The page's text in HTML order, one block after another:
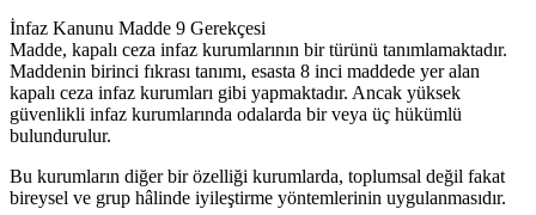
İnfaz Kanunu Madde 9 Gerekçesi
Madde, kapalı ceza infaz kurumlarının bir türünü tanımlamaktadır.
Maddenin birinci fıkrası tanımı, esasta 8 inci maddede yer alan
kapalı ceza infaz kurumları gibi yapmaktadır. Ancak yüksek
güvenlikli infaz kurumlarında odalarda bir veya üç hükümlü
bulundurulur.
Bu kurumların diğer bir özelliği kurumlarda, toplumsal değil fakat
bireysel ve grup hâlinde iyileştirme yöntemlerinin uygulanmasıdır.